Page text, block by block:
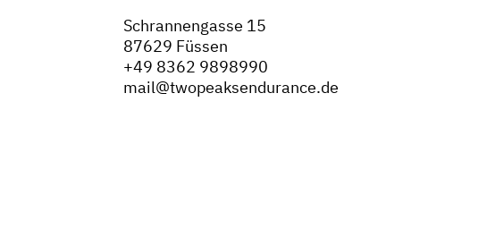
Schrannengasse 15
87629 Füssen
+49 8362 9898990
mail@twopeaksendurance.de